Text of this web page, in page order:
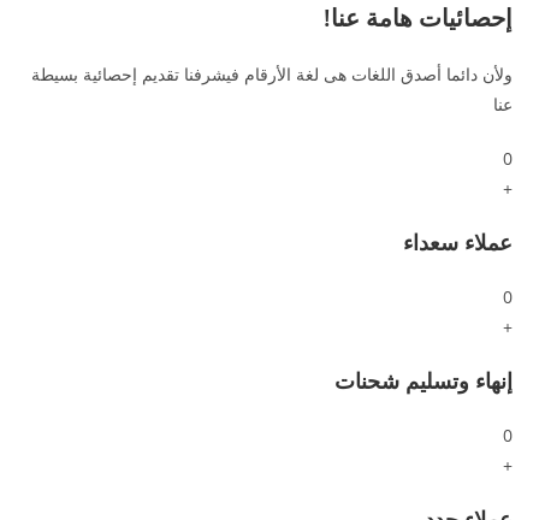
إحصائيات هامة عنا!
ولأن دائما أصدق اللغات هى لغة الأرقام فيشرفنا تقديم إحصائية بسيطة
عنا
0
+
عملاء سعداء
0
+
إنهاء وتسليم شحنات
0
+